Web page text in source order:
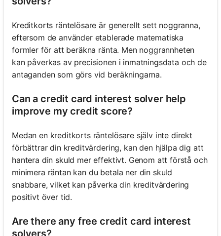
Kreditkorts räntelösare är generellt sett noggranna,
eftersom de använder etablerade matematiska
formler för att beräkna ränta. Men noggrannheten
kan påverkas av precisionen i inmatningsdata och de
antaganden som görs vid beräkningarna.
Can a credit card interest solver help
improve my credit score?
Medan en kreditkorts räntelösare själv inte direkt
förbättrar din kreditvärdering, kan den hjälpa dig att
hantera din skuld mer effektivt. Genom att förstå och
minimera räntan kan du betala ner din skuld
snabbare, vilket kan påverka din kreditvärdering
positivt över tid.
Are there any free credit card interest
solvers?